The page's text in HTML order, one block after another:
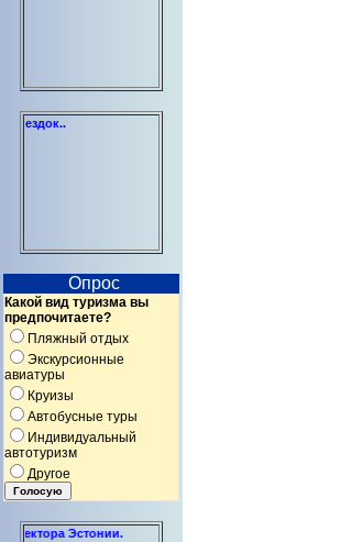
Опрос
Какой вид туризма вы
предпочитаете?
Пляжный отдых
Экскурсионные
авиатуры
Круизы
Автобусные туры
Индивидуальный
автотуризм
Другое
Эстонии.